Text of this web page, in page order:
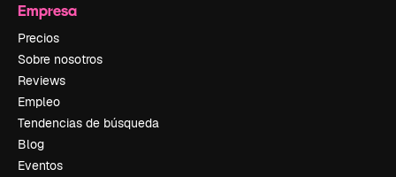
Empresa
Precios
Sobre nosotros
Reviews
Empleo
Tendencias de búsqueda
Blog
Eventos